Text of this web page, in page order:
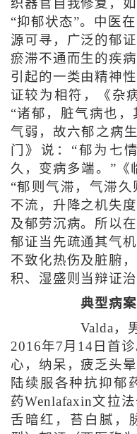
织器官自我修复，
“抑郁状态”。中医
源可寻，广泛的郁
瘀滞不通而生的疾
引起的一类由精神
证较为相符，《杂
“诸郁，脏气病也
气弱，故六郁之病
门》说：“郁为七
久，变病多端。”《
“郁则气滞，气滞
不流，升降之机失
及郁劳沉病。所以
郁证当先疏通其气
不致化热伤及脏腑
积、湿盛则当辩证治
典型病案
Valda，男
2016年7月14日首
心，纳呆，疲乏头
陆续服各种抗抑郁
药Wenlafaxin文拉
舌暗红，苔白腻，